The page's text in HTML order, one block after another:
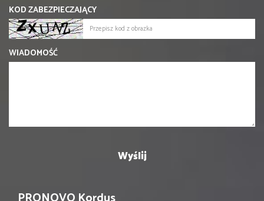
KOD ZABEZPIECZAJĄCY
WIADOMOŚĆ